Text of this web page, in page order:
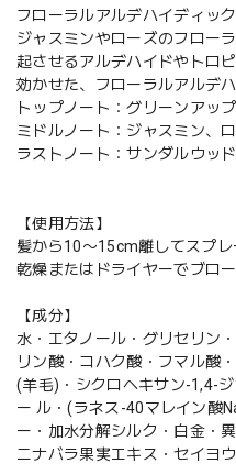
フローラルアルデハイディッ
ジャスミンやローズのフロー
起させるアルデハイドやトロ
効かせた、フローラルアルデ
トップノート：グリーンアッ
ミドルノート：ジャスミン、
ラストノート：サンダルウッ
【使用方法】
髪から10〜15cm離してスプ
乾燥またはドライヤーでブロー
【成分】
水・エタノール・グリセリン
リン酸・コハク酸・フマル酸
(羊毛)・シクロヘキサン-1,4-
ー ル・(ラネス-40マレイン酸
ー・加水分解シルク・白金・
ニナバラ果実エキス・セイヨ